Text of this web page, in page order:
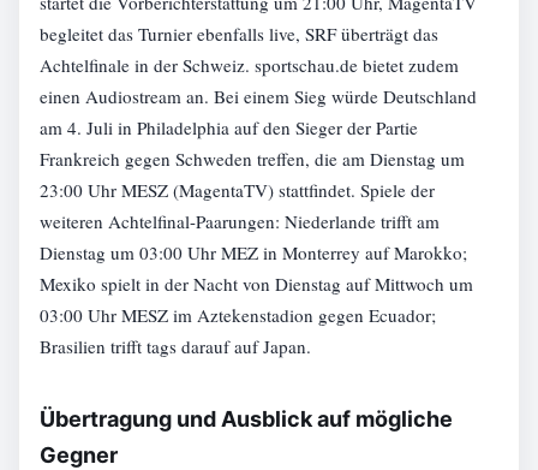
begleitet das Turnier ebenfalls live, SRF überträgt das
Achtelfinale in der Schweiz. sportschau.de bietet zudem
einen Audiostream an. Bei einem Sieg würde Deutschland
am 4. Juli in Philadelphia auf den Sieger der Partie
Frankreich gegen Schweden treffen, die am Dienstag um
23:00 Uhr MESZ (MagentaTV) stattfindet. Spiele der
weiteren Achtelfinal-Paarungen: Niederlande trifft am
Dienstag um 03:00 Uhr MEZ in Monterrey auf Marokko;
Mexiko spielt in der Nacht von Dienstag auf Mittwoch um
03:00 Uhr MESZ im Aztekenstadion gegen Ecuador;
Brasilien trifft tags darauf auf Japan.
Übertragung und Ausblick auf mögliche
Gegner